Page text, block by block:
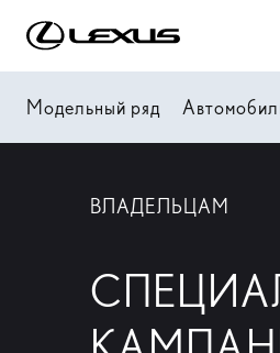
Модельный ряд
ВЛАДЕЛЬЦАМ